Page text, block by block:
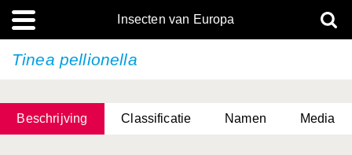
Insecten van Europa
Tinea pellionella
Beschrijving Classificatie Namen Media